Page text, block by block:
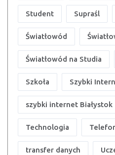
Student Supraśl
Światłowód
Światłowód na Studia
Szkoła Szybki
szybki internet Białystok
Technologia
transfer danych